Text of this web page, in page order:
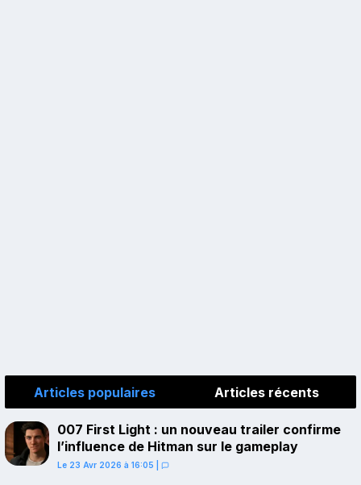
Articles populaires Articles récents
007 First Light : un nouveau trailer confirme
l’influence de Hitman sur le gameplay
Le 23 Avr 2026 à 16:05